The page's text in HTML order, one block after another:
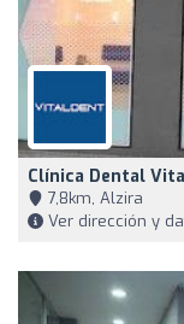
Clínica Dental
7,8km, Alzira
Ver dirección y